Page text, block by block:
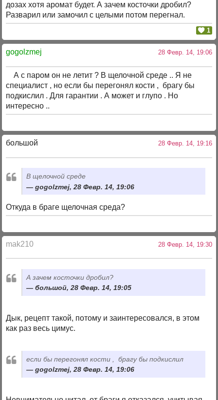
дозах хотя аромат будет. А зачем косточки дробил?
Разварил или замочил с целыми потом перегнал.
1
gogolzmej 28 Февр. 14, 19:06
А с паром он не летит ? В щелочной среде .. Я не
специалист , но если бы перегонял кости , брагу бы
подкислил . Для гарантии . А может и глупо . Но
интересно ..
большой 28 Февр. 14, 19:16
В щелочной среде
gogolzmej, 28 Февр. 14, 19:06
Откуда в браге щелочная среда?
mak210 28 Февр. 14, 19:30
А зачем косточки дробил?
большой, 28 Февр. 14, 19:05
Дык, рецепт такой, потому и заинтересовался, в этом
как раз весь цимус.
если бы перегонял кости , брагу бы подкислил
gogolzmej, 28 Февр. 14, 19:06